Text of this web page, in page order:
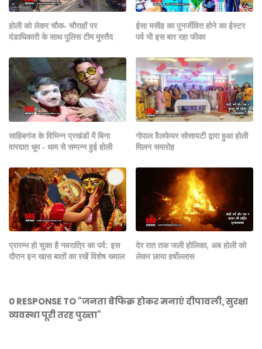
होली को लेकर चौक- चौराहों पर
दंडाधिकारी के साथ पुलिस टीम मुस्तैद
ईसा मसीह का पुनर्जीवित होने का ईस्टर
पर्व भी इस बार रहा फीका
साहिबगंज के विभिन्न प्रखंडों में बिना
वारदात धूम - धाम से सम्पन्न हुई होली
गोपाल वैलफेयर सोसायटी द्वारा हुआ होली
मिलन समारोह
प्रारम्भ हो चुका है नवरात्रि का पर्व: इस
दौरान इन खास बातों का रखें विशेष ख्याल
देर रात तक जली होलिका, अब होली को
लेकर छाया हर्षोल्लास
0 RESPONSE TO "जनता बेफिक्र होकर मनाएं दीपावली, सुरक्षा
व्यवस्था पूरी तरह पुख्ता"